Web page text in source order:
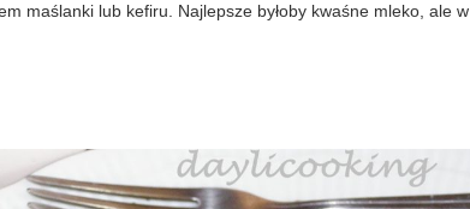
maślanki lub kefiru. Najlepsze byłoby kwaśne mleko, ale